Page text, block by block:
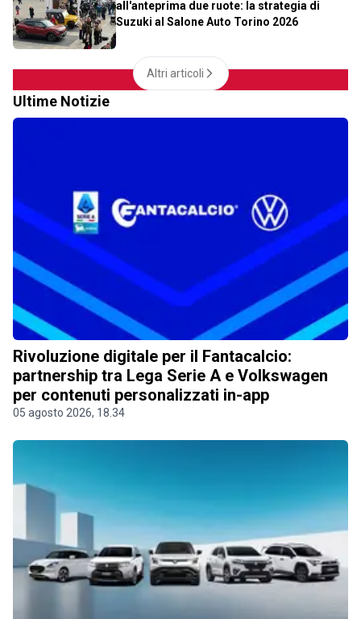
all'anteprima due ruote: la strategia di
Suzuki al Salone Auto Torino 2026
Altri articoli
Ultime Notizie
Rivoluzione digitale per il Fantacalcio:
partnership tra Lega Serie A e Volkswagen
per contenuti personalizzati in-app
05 agosto 2026, 18.34